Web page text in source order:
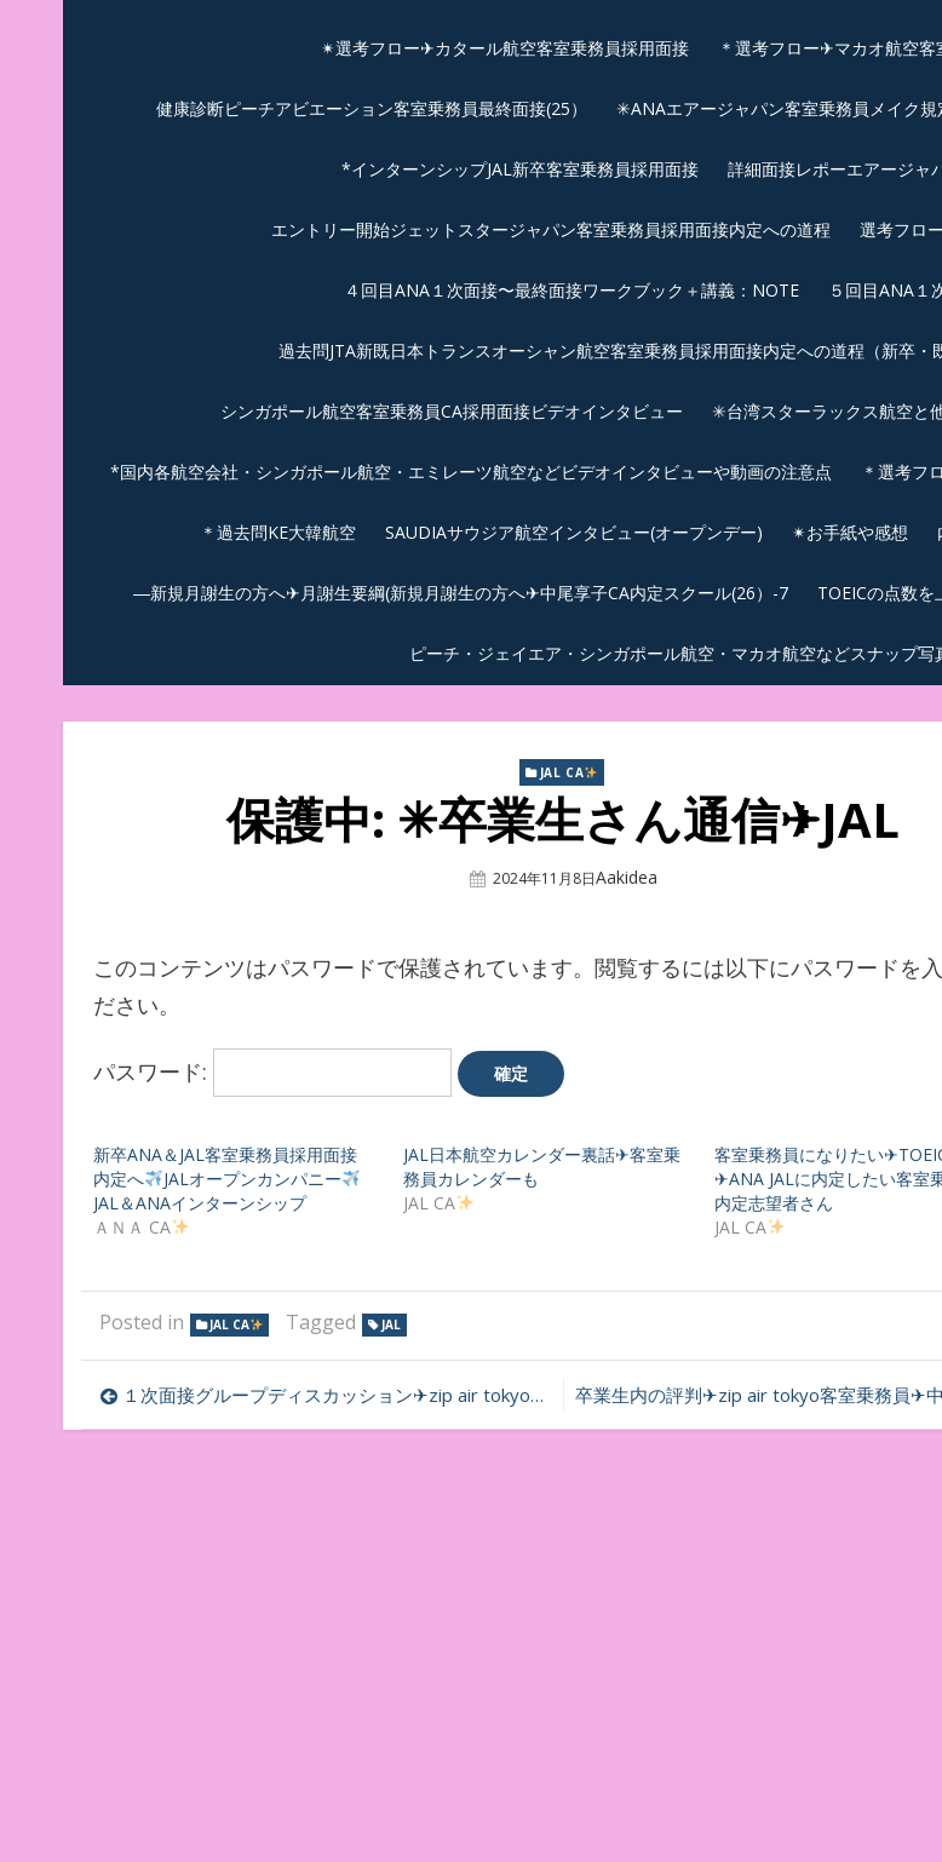
✴︎選考フロー✈カタール航空客室乗務員採用面接 ＊選考フロー✈マカオ航空
健康診断ピーチアビエーション客室乗務員最終面接(25） ✳︎ANAエアージャパン客室乗務員メイク規
*インターンシップJAL新卒客室乗務員採用面接 詳細面接レポーエアージャ
エントリー開始ジェットスタージャパン客室乗務員採用面接内定への道程 選考フロ
４回目ANA１次面接〜最終面接ワークブック＋講義：NOTE ５回目ANA１
過去問JTA新既日本トランスオーシャン航空客室乗務員採用面接内定への道程（新卒・
シンガポール航空客室乗務員CA採用面接ビデオインタビュー ✳︎台湾スターラックス航空と
*国内各航空会社・シンガポール航空・エミレーツ航空などビデオインタビューや動画の注意点 ＊選考フ
＊過去問KE大韓航空 SAUDIAサウジア航空インタビュー(オープンデー) ✴︎お手紙や感想
―新規月謝生の方へ✈月謝生要綱(新規月謝生の方へ✈中尾享子CA内定スクール(26）-7 TOEICの点数
ピーチ・ジェイエア・シンガポール航空・マカオ航空などスナップ
JAL CA
保護中: ✳︎卒業生さん通信✈︎JAL
Posted
2024年11月8日Author
Aakidea
このコンテンツはパスワードで保護されています。閲覧するには以下にパスワードを
ださい。
パスワード:
新卒ANA＆JAL客室乗務員採用面接
内定へ
JALオープンカンパニー
JAL＆ANAインターンシップ
ＡＮＡ CA
JAL日本航空カレンダー裏話✈︎客室乗
務員カレンダーも
JAL CA
客室乗務員になりたい
✈︎ANA JALに内定したい客室
内定志望者さん
JAL CA
Posted in JAL CA Tagged JAL
投
稿
１次面接グループディスカッション✈zip air tokyo客室乗務員採用面接内定への道程